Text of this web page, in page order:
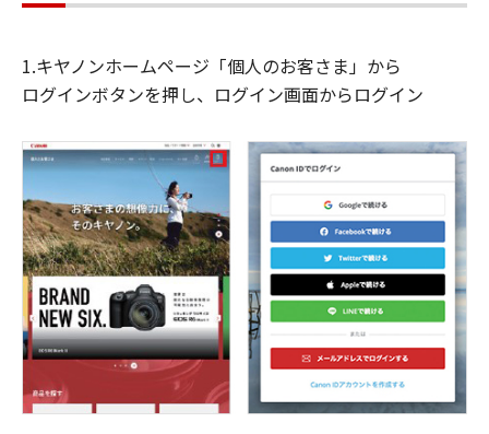
1.キヤノンホームページ「個人のお客さま」から
ログインボタンを押し、ログイン画面からログイン